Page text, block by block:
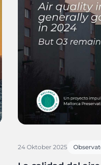
24 Oktober 2025